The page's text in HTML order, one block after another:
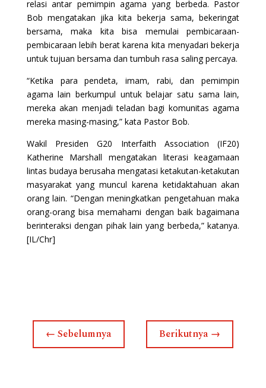
relasi antar pemimpin agama yang berbeda. Pastor
Bob mengatakan jika kita bekerja sama, bekeringat
bersama, maka kita bisa memulai pembicaraan-
pembicaraan lebih berat karena kita menyadari bekerja
untuk tujuan bersama dan tumbuh rasa saling percaya.
“Ketika para pendeta, imam, rabi, dan pemimpin
agama lain berkumpul untuk belajar satu sama lain,
mereka akan menjadi teladan bagi komunitas agama
mereka masing-masing,” kata Pastor Bob.
Wakil Presiden G20 Interfaith Association (IF20)
Katherine Marshall mengatakan literasi keagamaan
lintas budaya berusaha mengatasi ketakutan-ketakutan
masyarakat yang muncul karena ketidaktahuan akan
orang lain. “Dengan meningkatkan pengetahuan maka
orang-orang bisa memahami dengan baik bagaimana
berinteraksi dengan pihak lain yang berbeda,” katanya.
[IL/Chr]
← Sebelumnya Berikutnya →